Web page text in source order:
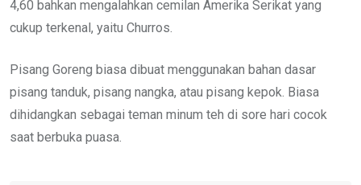
4,60 bahkan mengalahkan cemilan Amerika Serikat yang
cukup terkenal, yaitu Churros.
Pisang Goreng biasa dibuat menggunakan bahan dasar
pisang tanduk, pisang nangka, atau pisang kepok. Biasa
dihidangkan sebagai teman minum teh di sore hari cocok
saat berbuka puasa.